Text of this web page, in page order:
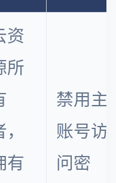
资
所
有
禁用主
账号访
问密